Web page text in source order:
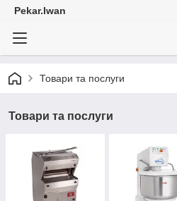
Pekar.Iwan
Товари та послуги
Товари та послуги